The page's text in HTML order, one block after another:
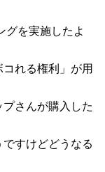
グを実施したよ
れる権利」が用
さんが購入した
すけどどうなる